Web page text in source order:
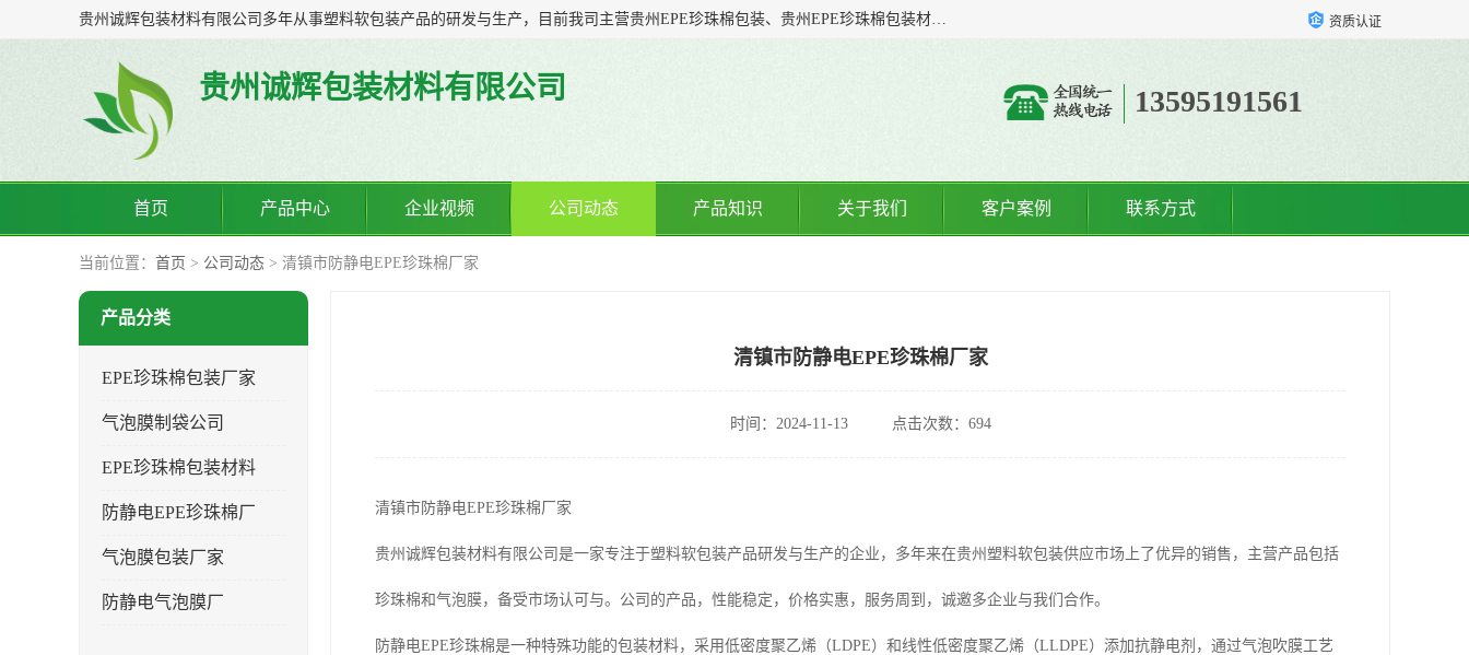
贵州诚辉包装材料有限公司多年从事塑料软包装产品的研发与生产，目前我司主营贵州EPE珍珠棉包装、贵州EPE珍珠棉包装材料、贵州防静电EPE珍珠棉、贵州气泡膜制袋、贵州气泡膜包装、贵州防静电气泡膜等；我司一直以来，凭着“诚信客自来”的精神，力争以全新的体制、先进的管理、科学的技术，不断提升服务，力求与您携手共进、共创佳绩 资质认证
贵州诚辉包装材料有限公司 13595191561
首页 产品中心 企业视频 公司动态 产品知识 关于我们 客户案例 联系方式
当前位置： 首页 > 公司动态 > 清镇市防静电EPE珍珠棉厂家
产品分类
EPE珍珠棉包装厂家
气泡膜制袋公司
EPE珍珠棉包装材料
防静电EPE珍珠棉厂
气泡膜包装厂家
防静电气泡膜厂
清镇市防静电EPE珍珠棉厂家
时间：2024-11-13 点击次数：694
清镇市防静电EPE珍珠棉厂家
贵州诚辉包装材料有限公司是一家专注于塑料软包装产品研发与生产的企业，多年来在贵州塑料软包装供应市场上了优异的销售，主营产品包括
珍珠棉和气泡膜，备受市场认可与。公司的产品，性能稳定，价格实惠，服务周到，诚邀多企业与我们合作。
防静电EPE珍珠棉是一种特殊功能的包装材料，采用低密度聚乙烯（LDPE）和线性低密度聚乙烯（LLDPE）添加抗静电剂，通过气泡吹膜工艺